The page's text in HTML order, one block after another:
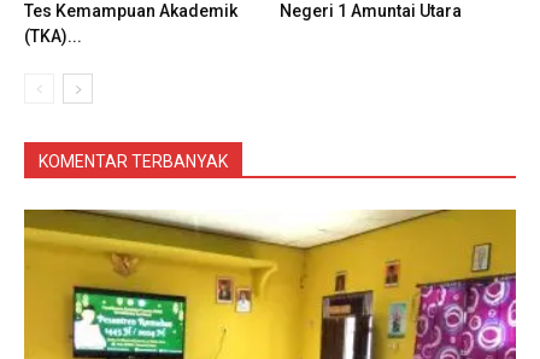
Tes Kemampuan Akademik
(TKA)...
Negeri 1 Amuntai Utara
KOMENTAR TERBANYAK